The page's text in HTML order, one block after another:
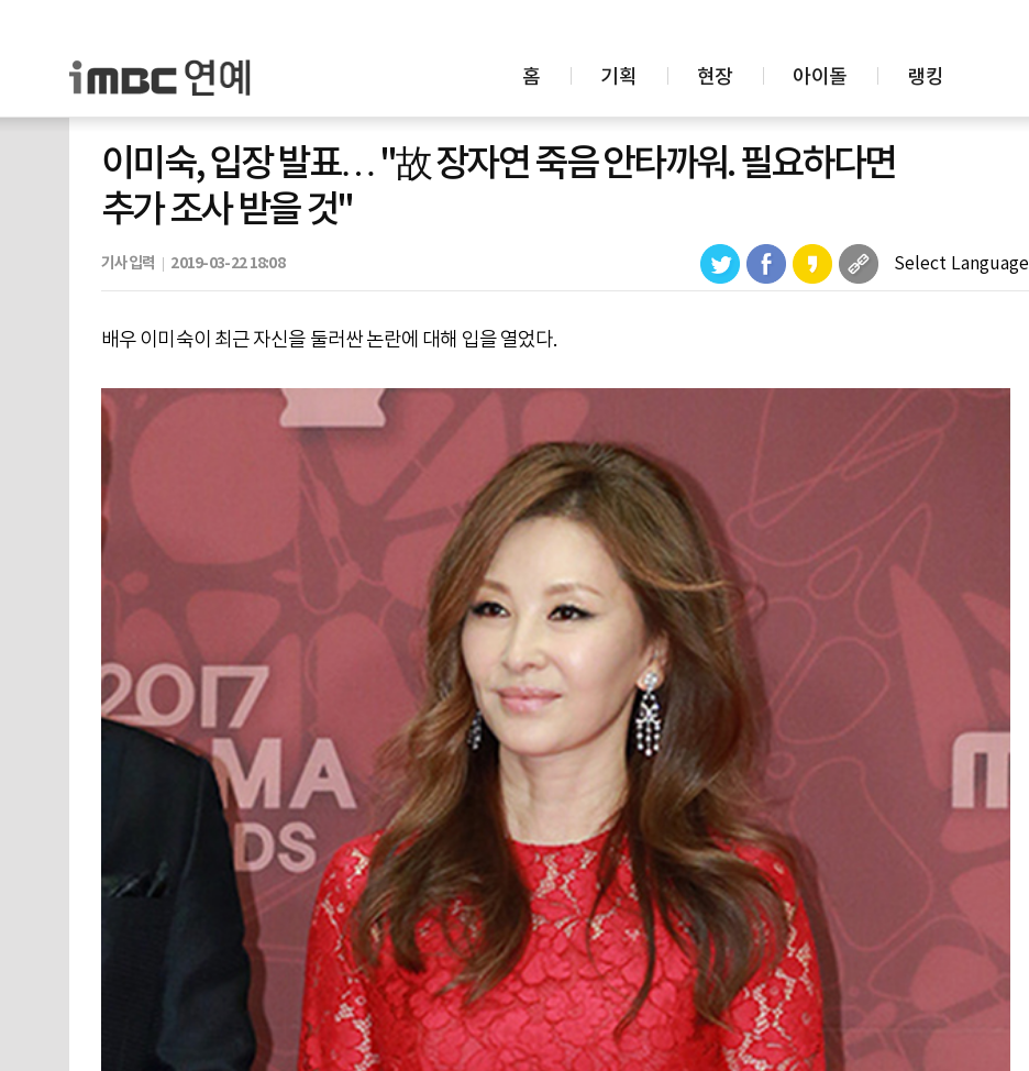
홈 기획 현장 아이돌 랭킹
이미숙, 입장 발표… "故 장자연 죽음 안타까워. 필요하다면
추가 조사 받을 것"
기사입력 2019-03-22 18:08 Select Language
배우 이미숙이 최근 자신을 둘러싼 논란에 대해 입을 열었다.